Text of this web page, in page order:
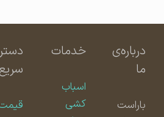
درباره‌ی
باراست
خدمات
اسباب
کشی
دسترسی
سریع
قیمت